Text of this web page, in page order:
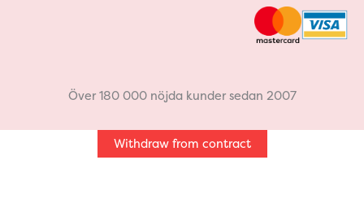
b
o
a
g
Över 180 000 nöjda kunder sedan 2007
Withdraw from contract